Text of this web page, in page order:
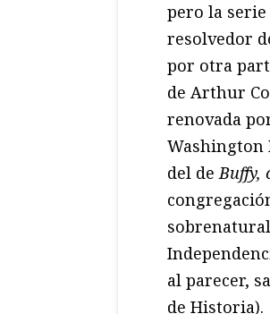
pero la
resolvedor
por otra
de Arthur
renovada
Washington
del deBuffy,
al parecer,
de Historia).